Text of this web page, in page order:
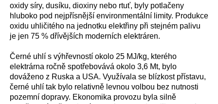
oxidy síry, dusíku, dioxiny nebo rtuť, byly potlačeny
hluboko pod nejpřísnější environmentální limity. Produkce
oxidu uhličitého na jednotku elektřiny při stejném palivu
je jen 75 % dřívějších moderních elektráren.
Černé uhlí s výhřevností okolo 25 MJ/kg, kterého
elektrárna ročně spotřebovává okolo 3,6 Mt, bylo
dováženo z Ruska a USA. Využívala se blízkost přístavu,
černé uhlí tak bylo relativně levnou volbou bez nutnosti
pozemní dopravy. Ekonomika provozu byla silně